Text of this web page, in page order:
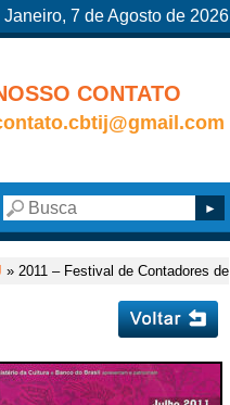
Janeiro, 7 de Agosto de 2026
CONTATO
» 2011 – Festival de Contadores de